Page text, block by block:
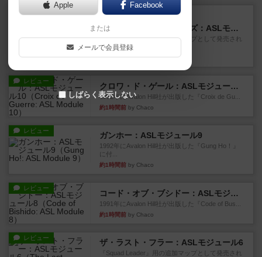
レビュー
充実
ドゥームド・バタリオンズ：ASLモジュール11
『Squad Leader』用の追加マップとして発売され
たマップの#9...
34分前by Chaco
レビュー
クロワ・ド・ゲール：ASLモジュール10
1992年にAvalon Hill社が出版した『Croix de Gu...
約1時間前 by Chaco
レビュー ガンホー：ASLモジュール9
1992年にAvalon Hill社が出版した『Gung Ho！』
に付...
約1時間前 by Chaco
レビュー
コード・オブ・ブシドー：ASLモジュール8
1991年にAvalon Hill社が出版した『Code of Bus...
約1時間前 by Chaco
レビュー ザ・ラスト・フラー：ASLモジュール6
『Squad Leader』用の追加マップとして発売され
Apple Facebook
または
メールで会員登録
しばらく表示しない